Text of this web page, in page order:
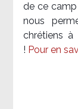
de ce
nous
chrétiens à
! Pour en